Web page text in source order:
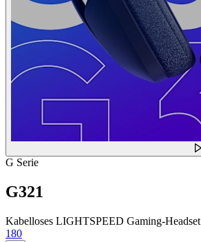
G Serie
G321
Kabelloses LIGHTSPEED Gaming-Headset
180